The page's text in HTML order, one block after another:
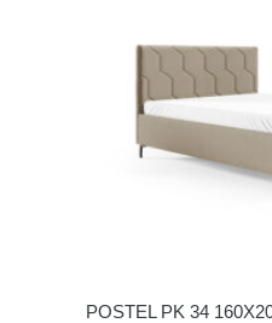
POSTEL PK 34